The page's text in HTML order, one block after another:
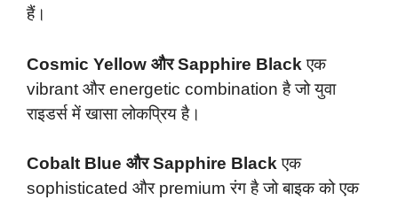
हैं।
Cosmic Yellow और Sapphire Black एक
vibrant और energetic combination है जो युवा
राइडर्स में खासा लोकप्रिय है।
Cobalt Blue और Sapphire Blackएक
sophisticated और premium रंग है जो बाइक को एक